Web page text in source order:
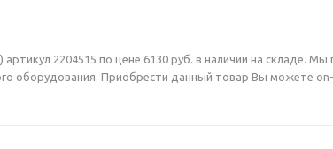
2204515 по цене 6130 руб. в наличии на складе.
оборудования. Приобрести данный товар Вы можете on-